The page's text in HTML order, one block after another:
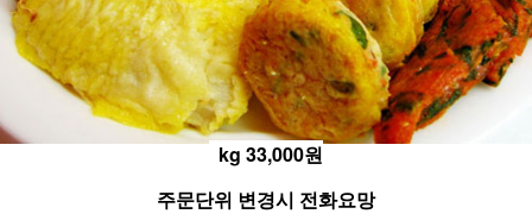
kg 33,000원
주문단위 변경시 전화요망